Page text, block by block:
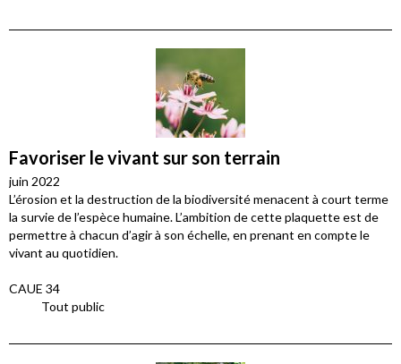
Favoriser le vivant sur son terrain
juin 2022
L’érosion et la destruction de la biodiversité menacent à court terme
la survie de l’espèce humaine. L’ambition de cette plaquette est de
permettre à chacun d’agir à son échelle, en prenant en compte le
vivant au quotidien.
CAUE 34
Tout public